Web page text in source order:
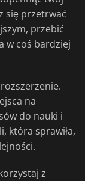
się przetrwać
przebić
w coś bardziej
na
do nauki i
która sprawiła,
z